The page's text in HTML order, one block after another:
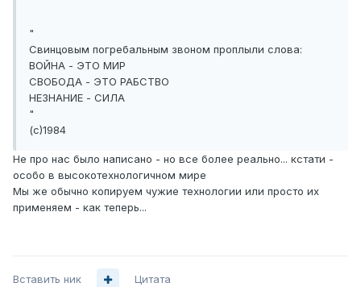
"
Свинцовым погребальным звоном проплыли слова:
ВОЙНА - ЭТО МИР
СВОБОДА - ЭТО РАБСТВО
НЕЗНАНИЕ - СИЛА
"
(с)1984
Не про нас было написано - но все более реально... кстати -
особо в высокотехнологичном мире
Мы же обычно копируем чужие технологии или просто их
применяем - как теперь...
Вставить ник Цитата